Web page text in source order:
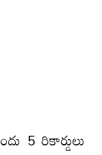
5 రికార్డులు